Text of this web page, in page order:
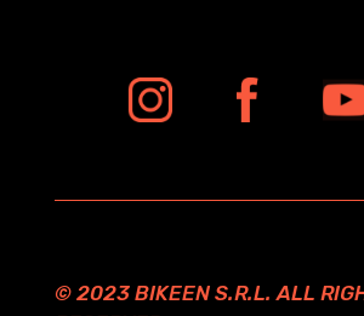
© 2023 BIKEEN S.R.L. ALL